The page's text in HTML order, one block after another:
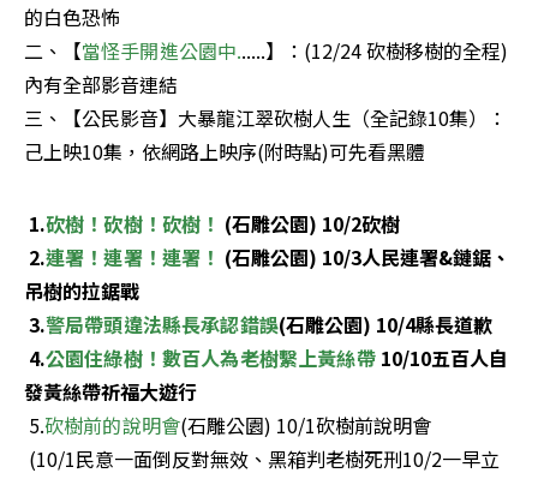
的白色恐怖
二、【當怪手開進公園中......】：(12/24 砍樹移樹的全程)
內有全部影音連結
三、【公民影音】大暴龍江翠砍樹人生（全記錄10集）：
己上映10集，依網路上映序(附時點)可先看黑體
1.砍樹！砍樹！砍樹！ (石雕公園) 10/2砍樹
2.連署！連署！連署！ (石雕公園) 10/3人民連署&鏈鋸、
吊樹的拉鋸戰
3.警局帶頭違法縣長承認錯誤(石雕公園) 10/4縣長道歉
4.公園住綠樹！數百人為老樹繫上黃絲帶 10/10五百人自
5.砍樹前的說明會(石雕公園) 10/1砍樹前說明會